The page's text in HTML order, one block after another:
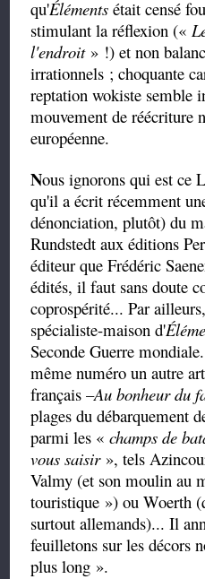
qu'Éléments était censé
stimulant la réflexion («
l'endroit» !) et non
irrationnels ; choquante
reptation wokiste semble
mouvement de réécriture
européenne.
Nous ignorons qui est ce
qu'il a écrit récemment
dénonciation, plutôt) du
Rundstedt aux éditions
éditeur que Frédéric
édités, il faut sans doute
coprospérité... Par
spécialiste-maison d'
Seconde Guerre
même numéro un autre
français –Au bonheur du
plages du débarquement
parmi les «champs de
vous saisir», tels
Valmy (et son moulin au
touristique ») ou Woerth
surtout allemands)... Il
feuilletons sur les décors
plus long ».